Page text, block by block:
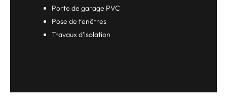
Porte de garage PVC
Pose de fenêtres
Travaux d'isolation